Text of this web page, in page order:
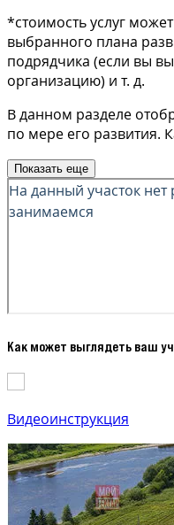
*стоимость услуг
выбранного плана
подрядчика (если вы
организацию) и т. д.
В данном разделе
по мере его развития.
Показать еще
Как может выглядеть ваш
Видеоинструкция